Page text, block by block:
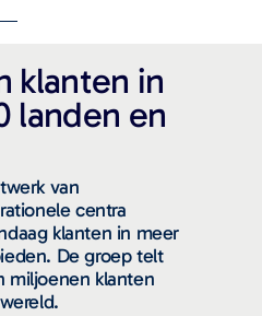
klanten in
landen en
van
centra
klanten in meer
De groep telt
miljoenen klanten